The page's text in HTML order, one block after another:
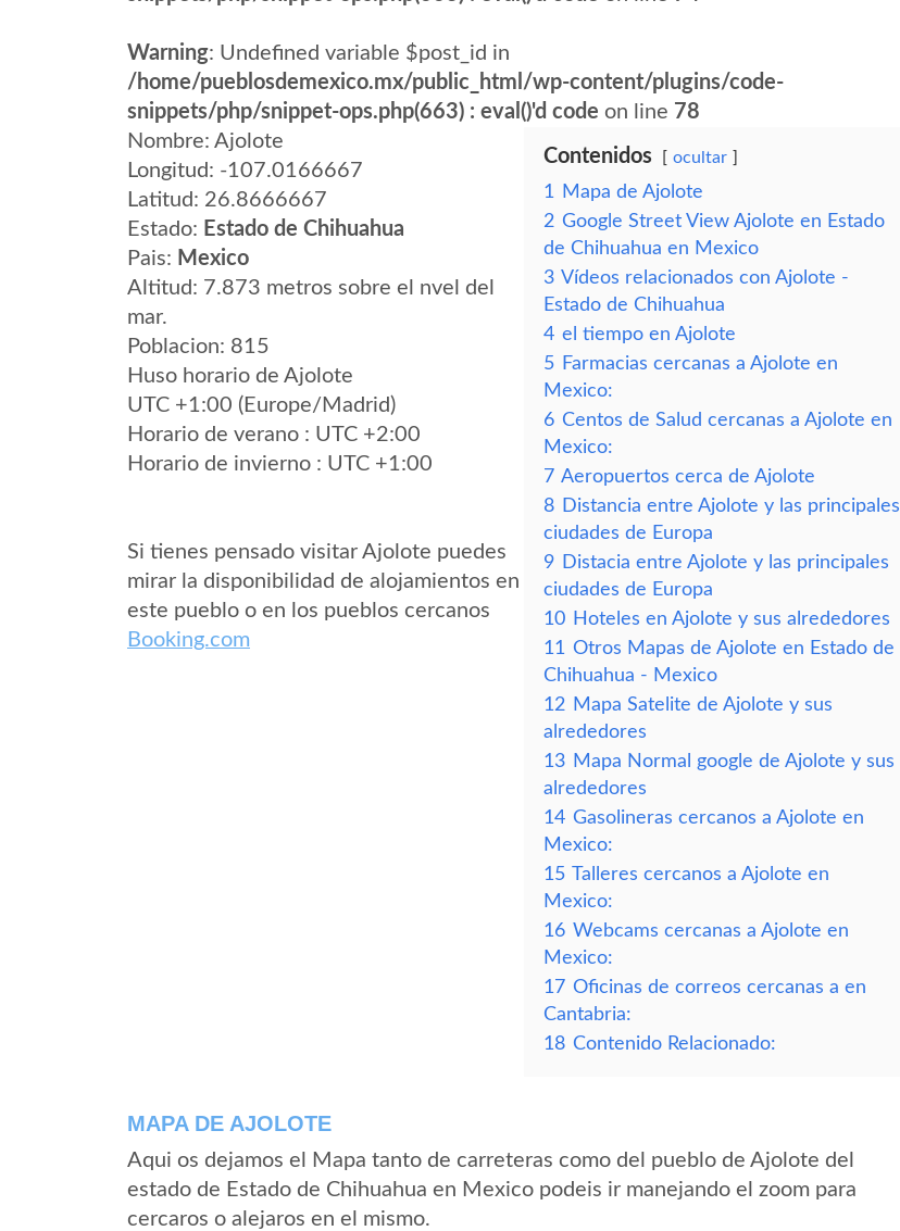
Warning: Undefined variable $post_id in
/home/pueblosdemexico.mx/public_html/wp-content/plugins/code-
snippets/php/snippet-ops.php(663) : eval()'d code on line 78
Nombre: Ajolote
Longitud: -107.0166667
Latitud: 26.8666667
Estado: Estado de Chihuahua
Pais: Mexico
Altitud: 7.873 metros sobre el nvel del
mar.
Poblacion: 815
Huso horario de Ajolote
UTC +1:00 (Europe/Madrid)
Horario de verano : UTC +2:00
Horario de invierno : UTC +1:00
Si tienes pensado visitar Ajolote puedes
mirar la disponibilidad de alojamientos en
este pueblo o en los pueblos cercanos
Booking.com
Contenidos ocultar
1
Mapa de Ajolote
2 Google Street View Ajolote en Estado
de Chihuahua en Mexico
3 Vídeos relacionados con Ajolote -
Estado de Chihuahua
4 el tiempo en Ajolote
5 Farmacias cercanas a Ajolote en
Mexico:
6 Centos de Salud cercanas a Ajolote en
Mexico:
7 Aeropuertos cerca de Ajolote
8 Distancia entre Ajolote y las principales
ciudades de Europa
9 Distacia entre Ajolote y las principales
ciudades de Europa
10 Hoteles en Ajolote y sus alrededores
11 Otros Mapas de Ajolote en Estado de
Chihuahua - Mexico
12 Mapa Satelite de Ajolote y sus
alrededores
13 Mapa Normal google de Ajolote y sus
alrededores
14 Gasolineras cercanos a Ajolote en
Mexico:
15 Talleres cercanos a Ajolote en
Mexico:
16 Webcams cercanas a Ajolote en
Mexico:
17 Oficinas de correos cercanas a en
Cantabria:
18 Contenido Relacionado:
MAPA DE AJOLOTE
Aqui os dejamos el Mapa tanto de carreteras como del pueblo de Ajolote del
estado de Estado de Chihuahua en Mexico podeis ir manejando el zoom para
cercaros o alejaros en el mismo.